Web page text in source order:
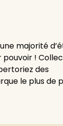
majorité
pouvoir !
des
le plus de